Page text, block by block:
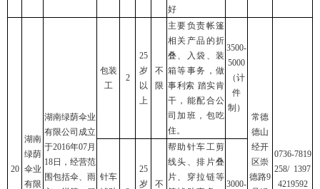
好
20
湖南
绿荫
伞业
有限
湖南绿荫伞业
有限公司成立
于2016年07月
18日，经营范
围包括伞、雨
包装
工
2
25
岁
以
上
不
限
主要负责帐篷
相关产品的折
叠、入袋、装
箱等事务，做
事利索 踏实肯
干，能配合公
司加班，包吃
住。
3500-
5000
（计
件
制）
常德
德山
经开
区崇
德路9
0736-7819
258/ 1397
4219592
针车
25
岁
不
帮助针车工剪
线头、排片叠
片、穿拉链等
3000-